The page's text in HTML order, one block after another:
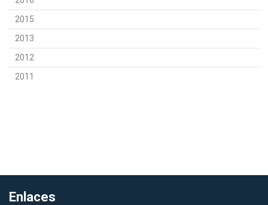
2015
2013
2012
2011
Enlaces